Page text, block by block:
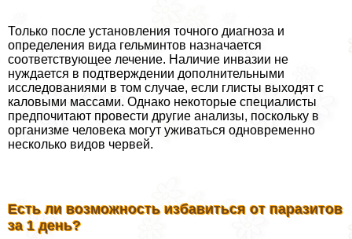
Только после установления точного диагноза и
определения вида гельминтов назначается
соответствующее лечение. Наличие инвазии не
нуждается в подтверждении дополнительными
исследованиями в том случае, если глисты выходят с
каловыми массами. Однако некоторые специалисты
предпочитают провести другие анализы, поскольку в
организме человека могут уживаться одновременно
несколько видов червей.
Есть ли возможность избавиться от паразитов
за 1 день?